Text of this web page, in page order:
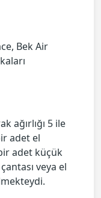
Bek Air
ağırlığı 5 ile
adet el
adet küçük
veya el